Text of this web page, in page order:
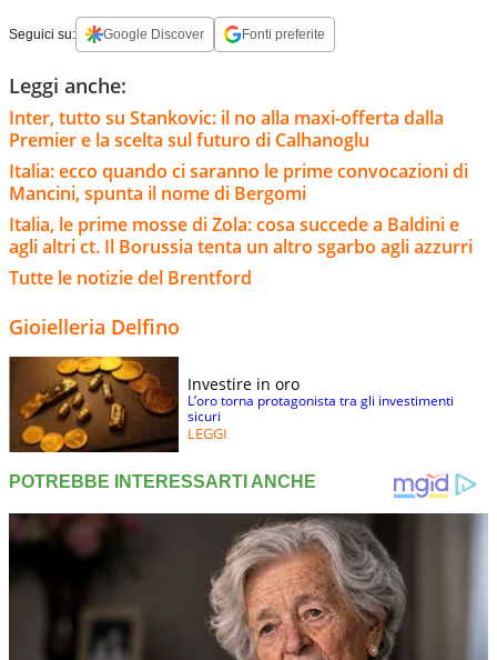
Seguici su: Google Discover Fonti preferite
Leggi anche:
Inter, tutto su Stankovic: il no alla maxi-offerta dalla
Premier e la scelta sul futuro di Calhanoglu
Italia: ecco quando ci saranno le prime convocazioni di
Mancini, spunta il nome di Bergomi
Italia, le prime mosse di Zola: cosa succede a Baldini e
agli altri ct. Il Borussia tenta un altro sgarbo agli azzurri
Tutte le notizie del Brentford
Gioielleria Delfino
Investire in oro
L’oro torna protagonista tra gli investimenti
sicuri
LEGGI